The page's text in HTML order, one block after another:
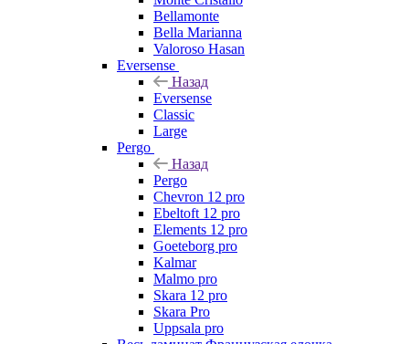
Bellamonte
Bella Marianna
Valoroso Hasan
Eversense
Назад
Eversense
Classic
Large
Pergo
Назад
Pergo
Chevron 12 pro
Ebeltoft 12 pro
Elements 12 pro
Goeteborg pro
Kalmar
Malmo pro
Skara 12 pro
Skara Pro
Uppsala pro